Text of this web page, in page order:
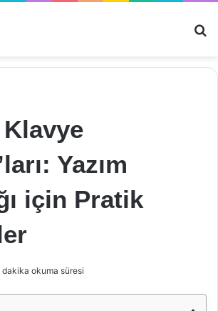
Yazım
için Pratik
dakika okuma süresi